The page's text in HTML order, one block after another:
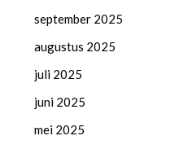
september 2025
augustus 2025
juli 2025
juni 2025
mei 2025